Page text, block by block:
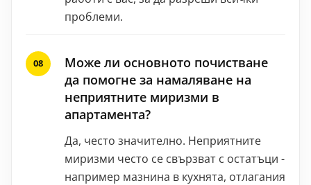
проблеми.
Може ли основното почистване
да помогне за намаляване на
неприятните миризми в
апартамента?
Да, често значително. Неприятните
миризми често се свързват с остатъци -
например мазнина в кухнята, отлагания